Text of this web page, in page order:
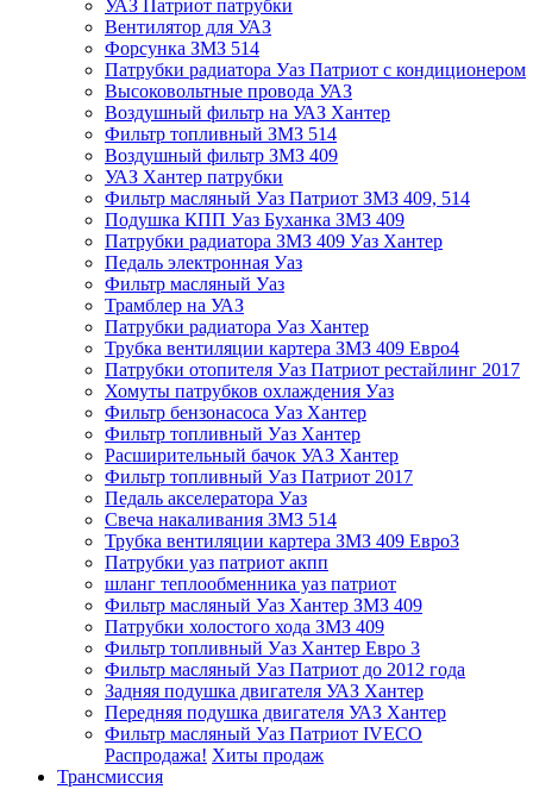
УАЗ Патриот патрубки
Вентилятор для УАЗ
Форсунка ЗМЗ 514
Патрубки радиатора Уаз Патриот с кондиционером
Высоковольтные провода УАЗ
Воздушный фильтр на УАЗ Хантер
Фильтр топливный ЗМЗ 514
Воздушный фильтр ЗМЗ 409
УАЗ Хантер патрубки
Фильтр масляный Уаз Патриот ЗМЗ 409, 514
Подушка КПП Уаз Буханка ЗМЗ 409
Патрубки радиатора ЗМЗ 409 Уаз Хантер
Педаль электронная Уаз
Фильтр масляный Уаз
Трамблер на УАЗ
Патрубки радиатора Уаз Хантер
Трубка вентиляции картера ЗМЗ 409 Евро4
Патрубки отопителя Уаз Патриот рестайлинг 2017
Хомуты патрубков охлаждения Уаз
Фильтр бензонасоса Уаз Хантер
Фильтр топливный Уаз Хантер
Расширительный бачок УАЗ Хантер
Фильтр топливный Уаз Патриот 2017
Педаль акселератора Уаз
Свеча накаливания ЗМЗ 514
Трубка вентиляции картера ЗМЗ 409 Евро3
Патрубки уаз патриот акпп
шланг теплообменника уаз патриот
Фильтр масляный Уаз Хантер ЗМЗ 409
Патрубки холостого хода ЗМЗ 409
Фильтр топливный Уаз Хантер Евро 3
Фильтр масляный Уаз Патриот до 2012 года
Задняя подушка двигателя УАЗ Хантер
Передняя подушка двигателя УАЗ Хантер
Фильтр масляный Уаз Патриот IVECO
Распродажа! Хиты продаж
Трансмиссия